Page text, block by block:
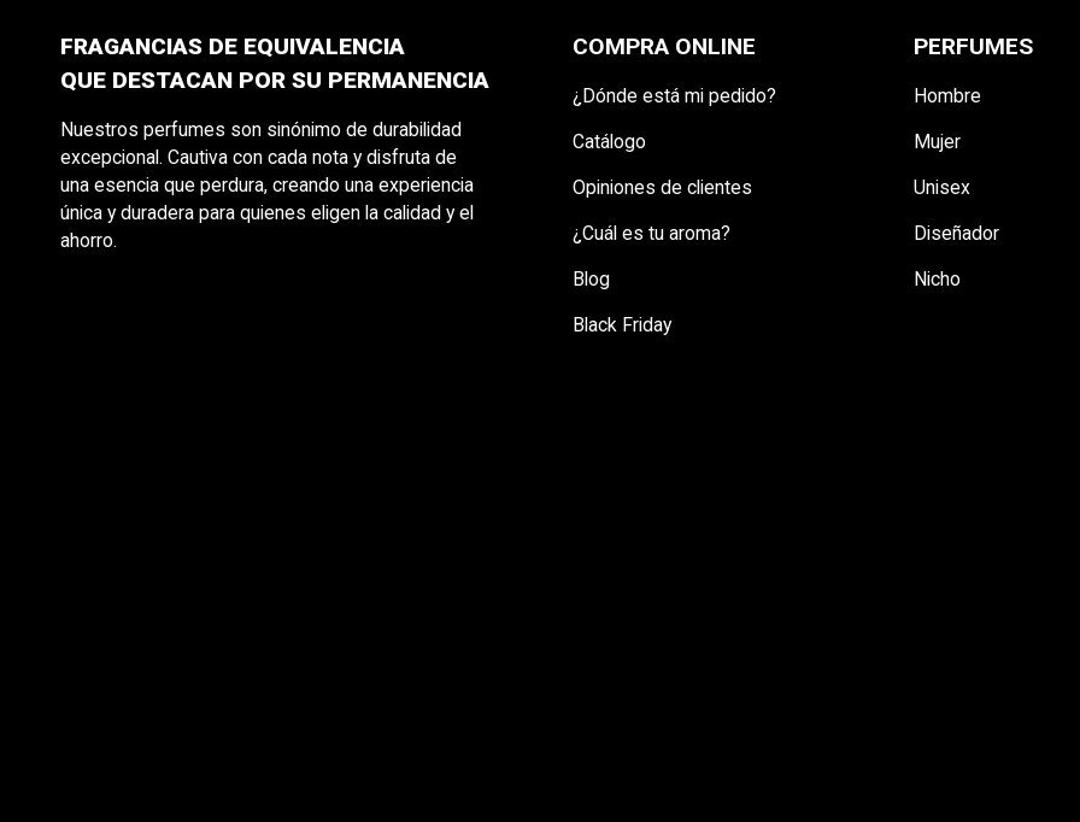
FRAGANCIAS DE EQUIVALENCIA
QUE DESTACAN POR SU PERMANENCIA
Nuestros perfumes son sinónimo de durabilidad
excepcional. Cautiva con cada nota y disfruta de
una esencia que perdura, creando una experiencia
única y duradera para quienes eligen la calidad y el
ahorro.
COMPRA ONLINE
¿Dónde está mi pedido?
Catálogo
Opiniones de clientes
¿Cuál es tu aroma?
Blog
Black Friday
PERFUMES
Hombre
Mujer
Unisex
Diseñador
Nicho